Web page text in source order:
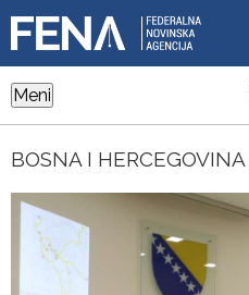
Meni
BOSNA I HERCEGOVINA